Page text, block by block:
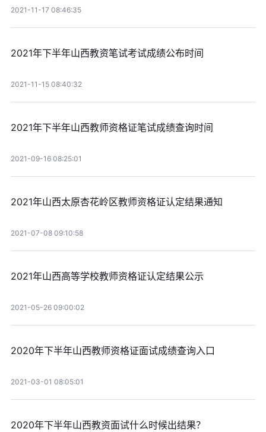
2021-11-17 08:46:35
2021年下半年山西教资笔试考试成绩公布时间
2021-11-15 08:40:32
2021年下半年山西教师资格证笔试成绩查询时间
2021-09-16 08:25:01
2021年山西太原杏花岭区教师资格证认定结果通知
2021-07-08 09:10:58
2021年山西高等学校教师资格证认定结果公示
2021-05-26 09:00:02
2020年下半年山西教师资格证面试成绩查询入口
2021-03-01 08:05:01
2020年下半年山西教资面试什么时候出结果？